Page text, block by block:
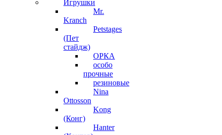
Игрушки
Mr.
Kranch
Petstages
(Пет
стайдж)
ОРКА
особо
прочные
резиновые
Nina
Ottosson
Kong
(Конг)
Hanter